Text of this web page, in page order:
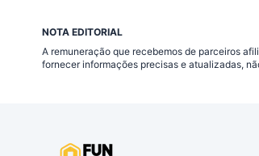
NOTA EDITORIAL
A remuneração que recebemos de parceiros
fornecer informações precisas e atualizadas,